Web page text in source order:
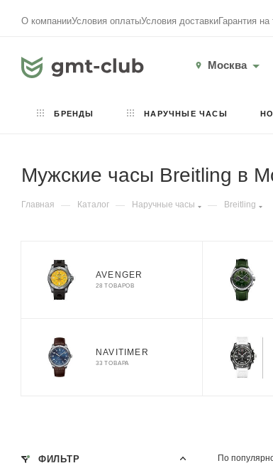
О компанииУсловия оплатыУсловия доставкиГарантия на
Москва
БРЕНДЫ НАРУЧНЫЕ ЧАСЫ
Мужские часы Breitling в
Главная — Каталог — Наручные часы — Breitling
AVENGER
28 ТОВАРОВ
NAVITIMER
33 ТОВАРА
По
ФИЛЬТР